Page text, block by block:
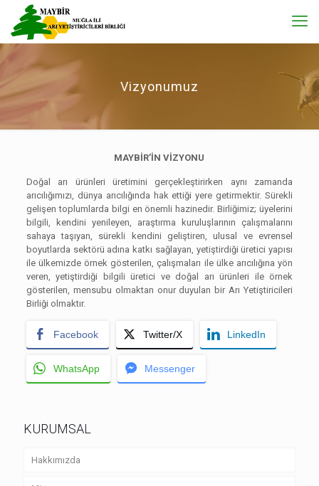
Vizyonumuz
MAYBİR’İN VİZYONU
Doğal arı ürünleri üretimini gerçekleştirirken aynı zamanda
arıcılığımızı, dünya arıcılığında hak ettiği yere getirmektir. Sürekli
gelişen toplumlarda bilgi en önemli hazinedir. Birliğimiz; üyelerini
bilgili, kendini yenileyen, araştırma kuruluşlarının çalışmalarını
sahaya taşıyan, sürekli kendini geliştiren, ulusal ve evrensel
boyutlarda sektörü adına katkı sağlayan, yetiştirdiği üretici yapısı
ile ülkemizde örnek gösterilen, çalışmaları ile ülke arıcılığına yön
veren, yetiştirdiği bilgili üretici ve doğal arı ürünleri ile örnek
gösterilen, mensubu olmaktan onur duyulan bir Arı Yetiştiricileri
Birliği olmaktır.
Facebook Twitter/X LinkedIn
WhatsApp Messenger
KURUMSAL
Hakkımızda